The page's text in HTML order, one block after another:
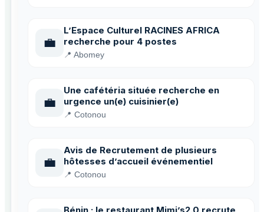
💼
L’Espace Culturel RACINES AFRICA
recherche pour 4 postes
📍 Abomey
💼
Une cafétéria située recherche en
urgence un(e) cuisinier(e)
📍 Cotonou
💼
Avis de Recrutement de plusieurs
hôtesses d’accueil événementiel
📍 Cotonou